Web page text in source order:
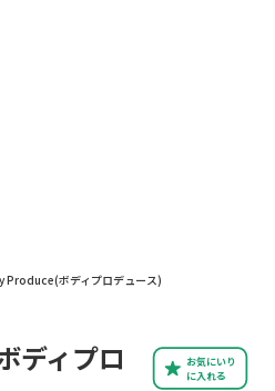
Produce(ボディプロデュース)
お気にいり
に入れる
ディプロ